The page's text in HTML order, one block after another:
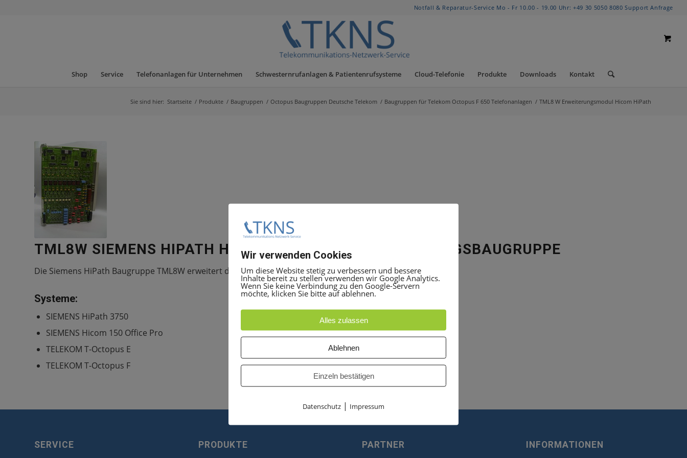
Notfall & Reparatur-Service Mo - Fr 10.00 - 19.00 Uhr: +49 30 5050 8080 Support Anfrage
Shop Service Telefonanlagen für Unternehmen Schwesternrufanlagen & Patientenrufsysteme Cloud-Telefonie Produkte Downloads Kontakt
Sie sind hier: Startseite / Produkte / Baugruppen / Octopus Baugruppen Deutsche Telekom / Baugruppen für Telekom Octopus F 650 Telefonanlagen / TML8 W Erweiterungsmodul Hicom HiPath
TML8W SIEMENS HIPATH HICOM T-OCTOPUS ERWEITERUNGSBAUGRUPPE
Die Siemens HiPath Baugruppe TML8W erweitert das System um 8 analoge Amtsorgane HKZ.
Systeme:
SIEMENS HiPath 3750
SIEMENS Hicom 150 Office Pro
TELEKOM T-Octopus E
TELEKOM T-Octopus F
SERVICE PRODUKTE PARTNER INFORMATIONEN
Wir verwenden Cookies
Um diese Website stetig zu verbessern und bessere
Inhalte bereit zu stellen verwenden wir Google Analytics.
Wenn Sie keine Verbindung zu den Google-Servern
möchte, klicken Sie bitte auf ablehnen.
Alles zulassen
Ablehnen
Einzeln bestätigen
Datenschutz | Impressum